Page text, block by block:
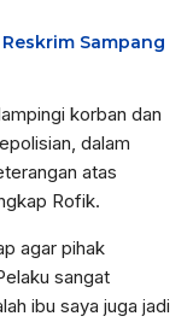
Sampang
korban dan
dalam
atas
Rofik.
agar pihak
sangat
ibu saya juga jadi